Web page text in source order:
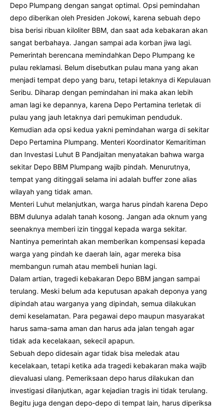
Depo Plumpang dengan sangat optimal. Opsi pemindahan
depo diberikan oleh Presiden Jokowi, karena sebuah depo
bisa berisi ribuan kiloliter BBM, dan saat ada kebakaran akan
sangat berbahaya. Jangan sampai ada korban jiwa lagi.
Pemerintah berencana memindahkan Depo Plumpang ke
pulau reklamasi. Belum disebutkan pulau mana yang akan
menjadi tempat depo yang baru, tetapi letaknya di Kepulauan
Seribu. Diharap dengan pemindahan ini maka akan lebih
aman lagi ke depannya, karena Depo Pertamina terletak di
pulau yang jauh letaknya dari pemukiman penduduk.
Kemudian ada opsi kedua yakni pemindahan warga di sekitar
Depo Pertamina Plumpang. Menteri Koordinator Kemaritiman
dan Investasi Luhut B Pandjaitan menyatakan bahwa warga
sekitar Depo BBM Plumpang wajib pindah. Menurutnya,
tempat yang ditinggali selama ini adalah buffer zone alias
wilayah yang tidak aman.
Menteri Luhut melanjutkan, warga harus pindah karena Depo
BBM dulunya adalah tanah kosong. Jangan ada oknum yang
seenaknya memberi izin tinggal kepada warga sekitar.
Nantinya pemerintah akan memberikan kompensasi kepada
warga yang pindah ke daerah lain, agar mereka bisa
membangun rumah atau membeli hunian lagi.
Dalam artian, tragedi kebakaran Depo BBM jangan sampai
terulang. Meski belum ada keputusan apakah deponya yang
dipindah atau warganya yang dipindah, semua dilakukan
demi keselamatan. Para pegawai depo maupun masyarakat
harus sama-sama aman dan harus ada jalan tengah agar
tidak ada kecelakaan, sekecil apapun.
Sebuah depo didesain agar tidak bisa meledak atau
kecelakaan, tetapi ketika ada tragedi kebakaran maka wajib
dievaluasi ulang. Pemeriksaan depo harus dilakukan dan
investigasi dilanjutkan, agar kejadian tragis ini tidak terulang.
Begitu juga dengan depo-depo di tempat lain, harus diperiksa